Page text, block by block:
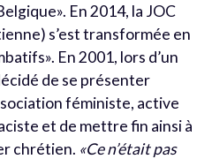
En 2014, la JOC
s’est transformée en
En 2001, lors d’un
de se présenter
féministe, active
et de mettre fin ainsi à
chrétien. «Ce n’était pas